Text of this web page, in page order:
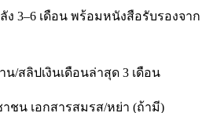
ง 3–6 เดือน พร้อมหนังสือรับรองจาก
/สลิปเงินเดือนล่าสุด 3 เดือน
ชน เอกสารสมรส/หย่า (ถ้ามี)